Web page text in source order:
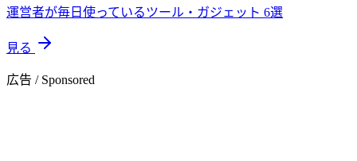
運営者が毎日使っているツール・ガジェット 6選
見る
広告 / Sponsored